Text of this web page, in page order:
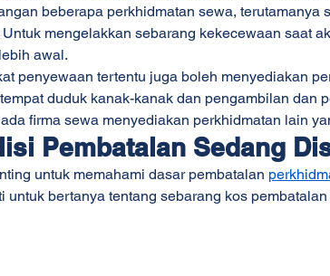
beberapa perkhidmatan sewa, terutamanya
mengelakkan sebarang kekecewaan saat
awal.
penyewaan tertentu juga boleh menyediakan
duduk kanak-kanak dan pengambilan dan
firma sewa menyediakan perkhidmatan lain
Pembatalan Sedang
untuk memahami dasar pembatalan
untuk bertanya tentang sebarang kos